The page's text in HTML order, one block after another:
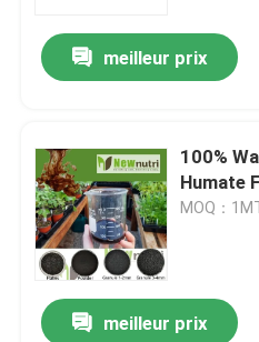
meilleur prix
100%
Humate
MOQ：
meilleur prix